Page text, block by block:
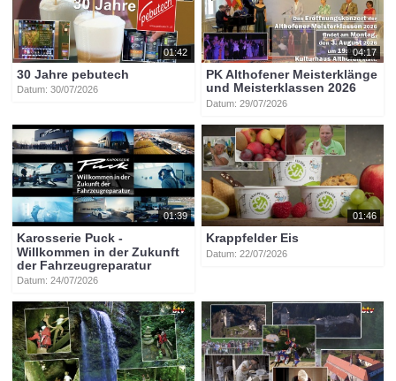
01:42
30 Jahre pebutech
Datum: 30/07/2026
04:17
PK Althofener Meisterklänge
und Meisterklassen 2026
Datum: 29/07/2026
01:39
Karosserie Puck -
Willkommen in der Zukunft
der Fahrzeugreparatur
Datum: 24/07/2026
01:46
Krappfelder Eis
Datum: 22/07/2026